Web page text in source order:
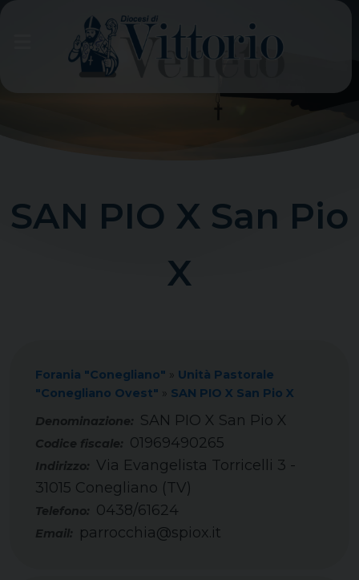
SAN PIO X San Pio
X
Forania "Conegliano" » Unità Pastorale
"Conegliano Ovest" » SAN PIO X San Pio X
SAN PIO X San Pio X
Codice fiscale: 01969490265
Telefono: 0438/61624
Email: parrocchia@spiox.it
Indirizzo: Via Evangelista Torricelli 3 -
31015 Conegliano (TV)